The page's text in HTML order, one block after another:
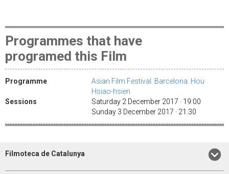
Programmes that have
programed this Film
Programme
Asian Film Festival. Barcelona: Hou
Hsiao-hsien
Sessions
Saturday 2 December 2017 · 19:00
Sunday 3 December 2017 · 21:30
Filmoteca de Catalunya